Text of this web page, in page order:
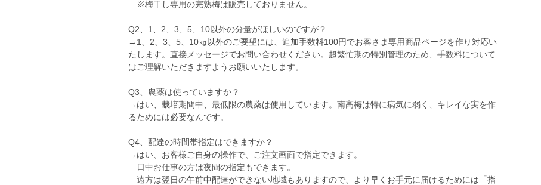
※梅干し専用の完熟梅は販売しておりません。
Q2、1、2、3、5、10以外の分量がほしいのですが？
→1、2、3、5、10㎏以外のご要望には、追加手数料100円でお客さま専用商品ページを作り対応い
たします。直接メッセージでお問い合わせください。超繁忙期の特別管理のため、手数料について
はご理解いただきますようお願いいたします。
Q3、農薬は使っていますか？
→はい、栽培期間中、最低限の農薬は使用しています。南高梅は特に病気に弱く、キレイな実を作
るためには必要なんです。
Q4、配達の時間帯指定はできますか？
→はい、お客様ご自身の操作で、ご注文画面で指定できます。
日中お仕事の方は夜間の指定もできます。
遠方は翌日の午前中配達ができない地域もありますので、より早くお手元に届けるためには「指